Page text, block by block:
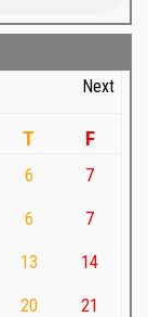
Next
T F
6 7
6 7
13 14
20 21